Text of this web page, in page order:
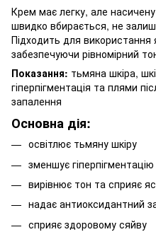
Крем має легку, але
швидко вбирається, не
Підходить для використання
забезпечуючи рівномірний
Показання: тьмяна шкіра,
гіперпігментація та плями
запалення
Основна дія:
освітлює тьмяну шкіру
зменшує
вирівнює тон та сприяє
надає антиоксидантний
сприяє здоровому сяйву